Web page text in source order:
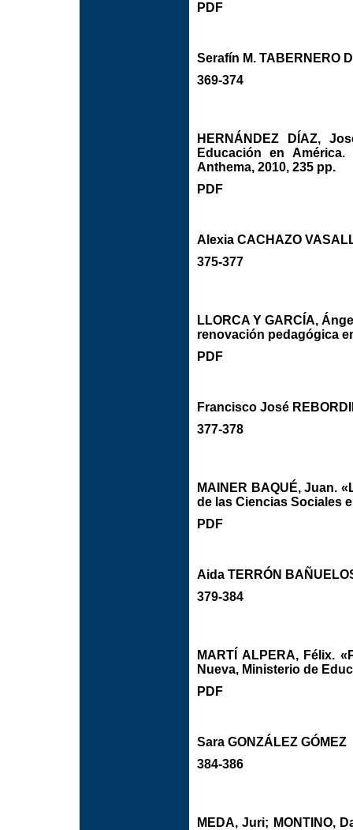
PDF
Serafín M. TABERNERO
369-374
HERNÁNDEZ DÍAZ,
Educación en América.
Anthema, 2010, 235 pp.
PDF
Alexia CACHAZO
375-377
LLORCA Y GARCÍA,
renovación pedagógica
PDF
Francisco José
377-378
MAINER BAQUÉ, Juan.
de las Ciencias Sociales
PDF
Aida TERRÓN
379-384
MARTÍ ALPERA, Félix.
Nueva, Ministerio de
PDF
Sara GONZÁLEZ GÓMEZ
384-386
MEDA, Juri; MONTINO,